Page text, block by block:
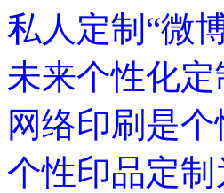
私人定制“微
未来个性化
网络印刷是
个性印品定